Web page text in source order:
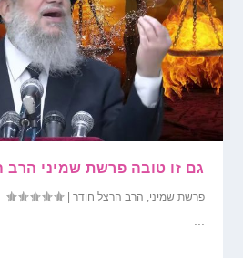
גם זו טובה פרשת שמיני הרב
פרשת שמיני הרב הרצל חודר |